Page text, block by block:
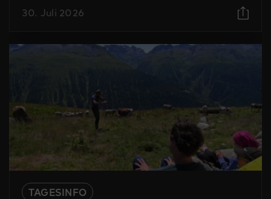
30. Juli 2026
TAGESINFO